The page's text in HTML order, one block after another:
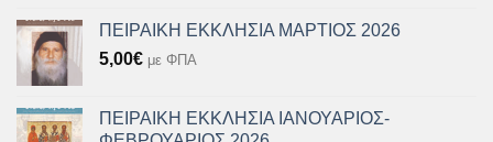
ΠΕΙΡΑΙΚΗ ΕΚΚΛΗΣΙΑ ΜΑΡΤΙΟΣ 2026
5,00€ με ΦΠΑ
ΠΕΙΡΑΙΚΗ ΕΚΚΛΗΣΙΑ ΙΑΝΟΥΑΡΙΟΣ-